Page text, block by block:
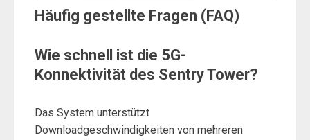
Häufig gestellte Fragen (FAQ)
Wie schnell ist die 5G-
Konnektivität des Sentry Tower?
Das System unterstützt
Downloadgeschwindigkeiten von mehreren